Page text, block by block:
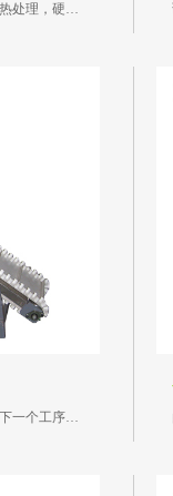
压片机的压片机辊子使用合金制作，表面经过热处理，硬度高...
用于将前一个工序生产出来的产品提升运输至下一个工序设备...